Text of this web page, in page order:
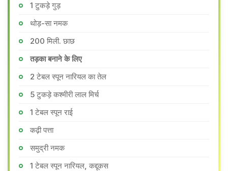
1 टुकड़े गुड़
थोड़-सा नमक
200 मिली. छाछ
तड़का बनाने के लिए
2 टेबल स्पून नारियल का तेल
5 टुकड़े कश्मीरी लाल मिर्च
1 टेबल स्पून राई
कढ़ी पत्ता
समुद्री नमक
1 टेबल स्पून नारियल, कद्दूकस